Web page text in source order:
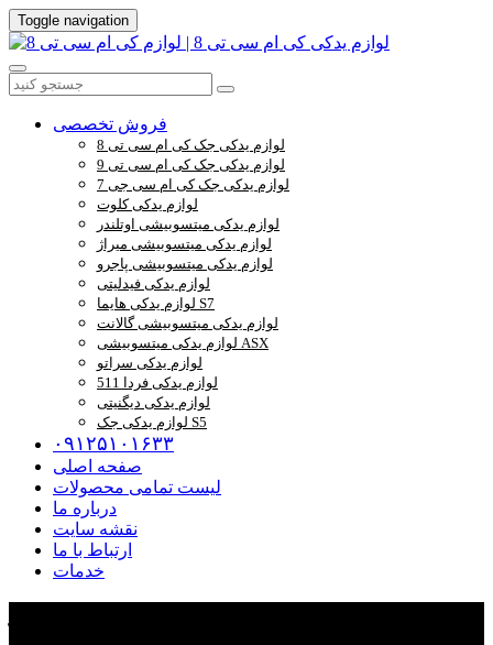
Toggle navigation
فروش تخصصی
لوازم یدکی جک کی ام سی تی 8
لوازم یدکی جک کی ام سی تی 9
لوازم یدکی جک کی ام سی جی 7
لوازم یدکی کلوت
لوازم یدکی میتسوبیشی اوتلندر
لوازم یدکی میتسوبیشی میراژ
لوازم یدکی میتسوبیشی پاجرو
لوازم یدکی فیدلیتی
لوازم یدکی هایما S7
لوازم یدکی میتسوبیشی گالانت
لوازم یدکی میتسوبیشی ASX
لوازم یدکی سراتو
لوازم یدکی فردا 511
لوازم یدکی دیگنیتی
لوازم یدکی جک S5
۰۹۱۲۵۱۰۱۶۳۳
صفحه اصلی
لیست تمامی محصولات
درباره ما
نقشه سایت
ارتباط با ما
خدمات